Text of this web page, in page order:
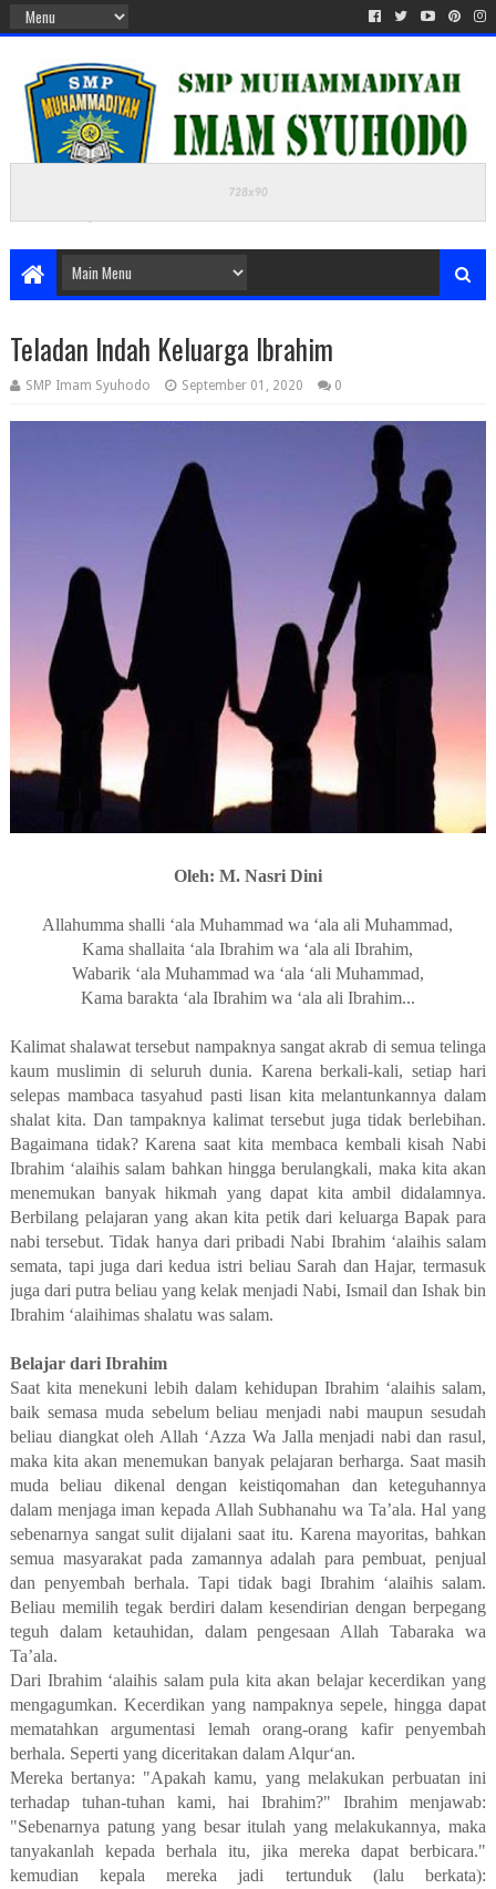
Teladan Indah Keluarga Ibrahim
SMP Imam Syuhodo September 01, 2020 0
Oleh: M. Nasri Dini
Allahumma shalli ‘ala Muhammad wa ‘ala ali Muhammad,
Kama shallaita ‘ala Ibrahim wa ‘ala ali Ibrahim,
Wabarik ‘ala Muhammad wa ‘ala ‘ali Muhammad,
Kama barakta ‘ala Ibrahim wa ‘ala ali Ibrahim...
Kalimat shalawat tersebut nampaknya sangat akrab di semua telinga
kaum muslimin di seluruh dunia. Karena berkali-kali, setiap hari
selepas mambaca tasyahud pasti lisan kita melantunkannya dalam
shalat kita. Dan tampaknya kalimat tersebut juga tidak berlebihan.
Bagaimana tidak? Karena saat kita membaca kembali kisah Nabi
Ibrahim ‘alaihis salam bahkan hingga berulangkali, maka kita akan
menemukan banyak hikmah yang dapat kita ambil didalamnya.
Berbilang pelajaran yang akan kita petik dari keluarga Bapak para
nabi tersebut. Tidak hanya dari pribadi Nabi Ibrahim ‘alaihis salam
semata, tapi juga dari kedua istri beliau Sarah dan Hajar, termasuk
juga dari putra beliau yang kelak menjadi Nabi, Ismail dan Ishak bin
Ibrahim ‘alaihimas shalatu was salam.
Belajar dari Ibrahim
Saat kita menekuni lebih dalam kehidupan Ibrahim ‘alaihis salam,
baik semasa muda sebelum beliau menjadi nabi maupun sesudah
beliau diangkat oleh Allah ‘Azza Wa Jalla menjadi nabi dan rasul,
maka kita akan menemukan banyak pelajaran berharga. Saat masih
muda beliau dikenal dengan keistiqomahan dan keteguhannya
dalam menjaga iman kepada Allah Subhanahu wa Ta’ala. Hal yang
sebenarnya sangat sulit dijalani saat itu. Karena mayoritas, bahkan
semua masyarakat pada zamannya adalah para pembuat, penjual
dan penyembah berhala. Tapi tidak bagi Ibrahim ‘alaihis salam.
Beliau memilih tegak berdiri dalam kesendirian dengan berpegang
teguh dalam ketauhidan, dalam pengesaan Allah Tabaraka wa
Ta’ala.
Dari Ibrahim ‘alaihis salam pula kita akan belajar kecerdikan yang
mengagumkan. Kecerdikan yang nampaknya sepele, hingga dapat
mematahkan argumentasi lemah orang-orang kafir penyembah
berhala. Seperti yang diceritakan dalam Alqur‘an.
Mereka bertanya: "Apakah kamu, yang melakukan perbuatan ini
terhadap tuhan-tuhan kami, hai Ibrahim?" Ibrahim menjawab:
"Sebenarnya patung yang besar itulah yang melakukannya, maka
tanyakanlah kepada berhala itu, jika mereka dapat berbicara."
kemudian kepala mereka jadi tertunduk (lalu berkata):